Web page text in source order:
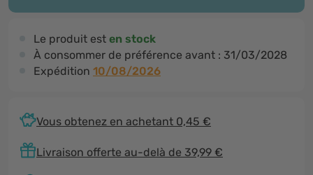
Le produit est en stock
À consommer de préférence avant : 31/03/2028
Expédition 10/08/2026
Vous obtenez en achetant 0,45 €
Livraison offerte au-delà de 39,99 €